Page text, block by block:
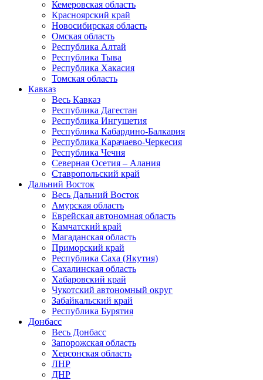
Кемеровская область
Красноярский край
Новосибирская область
Омская область
Республика Алтай
Республика Тыва
Республика Хакасия
Томская область
Кавказ
Весь Кавказ
Республика Дагестан
Республика Ингушетия
Республика Кабардино-Балкария
Республика Карачаево-Черкесия
Республика Чечня
Северная Осетия – Алания
Ставропольский край
Дальний Восток
Весь Дальний Восток
Амурская область
Еврейская автономная область
Камчатский край
Магаданская область
Приморский край
Республика Саха (Якутия)
Сахалинская область
Хабаровский край
Чукотский автономный округ
Забайкальский край
Республика Бурятия
Донбасс
Весь Донбасс
Запорожская область
Херсонская область
ЛНР
ДНР